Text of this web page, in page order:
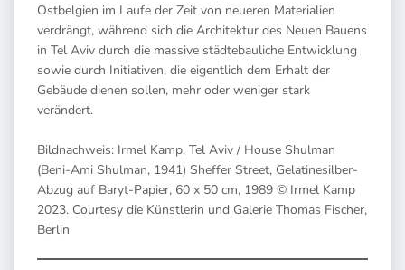
Ostbelgien im Laufe der Zeit von neueren Materialien
verdrängt, während sich die Architektur des Neuen Bauens
in Tel Aviv durch die massive städtebauliche Entwicklung
sowie durch Initiativen, die eigentlich dem Erhalt der
Gebäude dienen sollen, mehr oder weniger stark
verändert.
Bildnachweis: Irmel Kamp, Tel Aviv / House Shulman
(Beni-Ami Shulman, 1941) Sheffer Street, Gelatinesilber-
Abzug auf Baryt-Papier, 60 x 50 cm, 1989 © Irmel Kamp
2023. Courtesy die Künstlerin und Galerie Thomas Fischer,
Berlin